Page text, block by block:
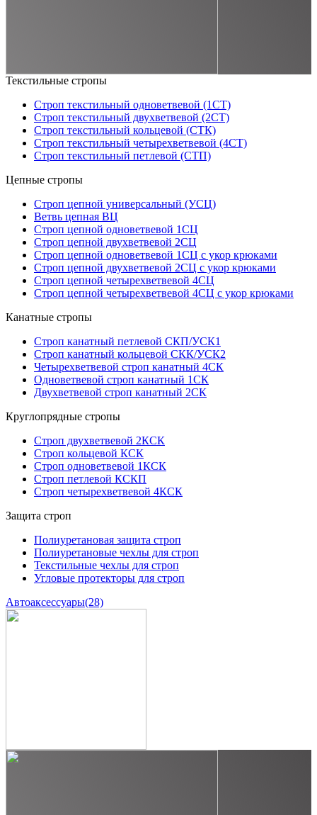
Текстильные стропы
Строп текстильный одноветвевой (1СТ)
Строп текстильный двухветвевой (2СТ)
Строп текстильный кольцевой (СТК)
Строп текстильный четырехветвевой (4СТ)
Строп текстильный петлевой (СТП)
Цепные стропы
Строп цепной универсальный (УСЦ)
Ветвь цепная ВЦ
Строп цепной одноветвевой 1СЦ
Строп цепной двухветвевой 2СЦ
Строп цепной одноветвевой 1СЦ с укор крюками
Строп цепной двухветвевой 2СЦ с укор крюками
Строп цепной четырехветвевой 4СЦ
Строп цепной четырехветвевой 4СЦ с укор крюками
Канатные стропы
Строп канатный петлевой СКП/УСК1
Строп канатный кольцевой СКК/УСК2
Четырехветвевой строп канатный 4СК
Одноветвевой строп канатный 1СК
Двухветвевой строп канатный 2СК
Круглопрядные стропы
Строп двухветвевой 2КСК
Строп кольцевой КСК
Строп одноветвевой 1КСК
Строп петлевой КСКП
Строп четырехветвевой 4КСК
Защита строп
Полиуретановая защита строп
Полиуретановые чехлы для строп
Текстильные чехлы для строп
Угловые протекторы для строп
Автоаксессуары(28)